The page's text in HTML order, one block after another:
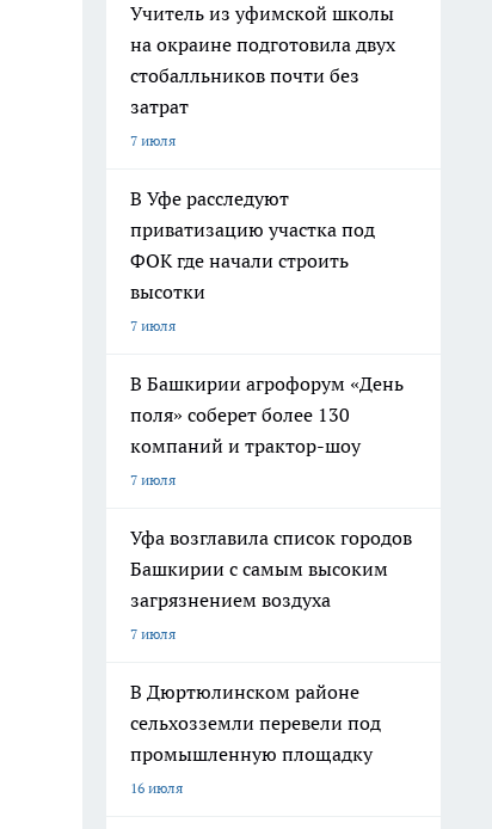
Учитель из уфимской школы
на окраине подготовила двух
стобалльников почти без
затрат
7 июля
В Уфе расследуют
приватизацию участка под
ФОК где начали строить
высотки
7 июля
В Башкирии агрофорум «День
поля» соберет более 130
компаний и трактор-шоу
7 июля
Уфа возглавила список городов
Башкирии с самым высоким
загрязнением воздуха
7 июля
В Дюртюлинском районе
сельхозземли перевели под
промышленную площадку
16 июля